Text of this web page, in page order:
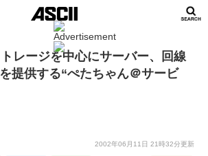
レージを中心にサーバー、回線
提供する“ぺたちゃん＠サービ
2002年06月11日 21時32分更新